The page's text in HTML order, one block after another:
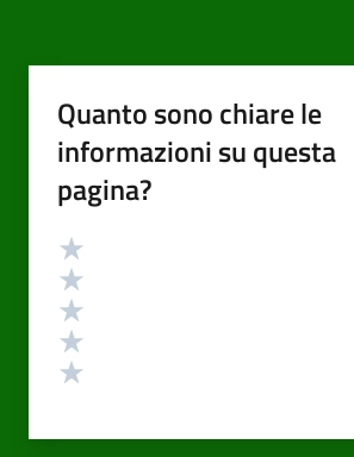
Quanto sono chiare le
informazioni su questa
pagina?
Valutazione